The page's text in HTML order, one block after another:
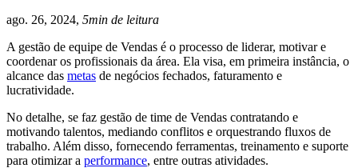
ago. 26, 2024, 5min de leitura
A gestão de equipe de Vendas é o processo de liderar, motivar e
coordenar os profissionais da área. Ela visa, em primeira instância, o
alcance das metas de negócios fechados, faturamento e
lucratividade.
No detalhe, se faz gestão de time de Vendas contratando e
motivando talentos, mediando conflitos e orquestrando fluxos de
trabalho. Além disso, fornecendo ferramentas, treinamento e suporte
para otimizar a performance, entre outras atividades.